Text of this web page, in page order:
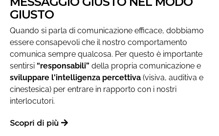
GIUSTO
Quando si parla di comunicazione efficace, dobbiamo
essere consapevoli che il nostro comportamento
comunica sempre qualcosa. Per questo è importante
sentirsi “responsabili” della propria comunicazione e
sviluppare l'intelligenza percettiva (visiva, auditiva e
cinestesica) per entrare in rapporto con i nostri
interlocutori.
Scopri di più